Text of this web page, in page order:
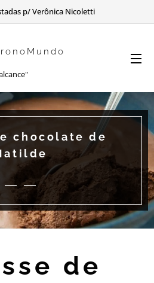
p/ Verônica Nicoletti
chocolate de
de